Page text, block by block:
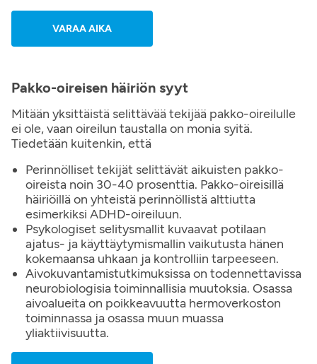
VARAA AIKA
Pakko-oireisen häiriön syyt
Mitään yksittäistä selittävää tekijää pakko-oireilulle
ei ole, vaan oireilun taustalla on monia syitä.
Tiedetään kuitenkin, että
Perinnölliset tekijät selittävät aikuisten pakko-
oireista noin 30-40 prosenttia. Pakko-oireisillä
häiriöillä on yhteistä perinnöllistä alttiutta
esimerkiksi ADHD-oireiluun.
Psykologiset selitysmallit kuvaavat potilaan
ajatus- ja käyttäytymismallin vaikutusta hänen
kokemaansa uhkaan ja kontrolliin tarpeeseen.
Aivokuvantamistutkimuksissa on todennettavissa
neurobiologisia toiminnallisia muutoksia. Osassa
aivoalueita on poikkeavuutta hermoverkoston
toiminnassa ja osassa muun muassa
yliaktiivisuutta.